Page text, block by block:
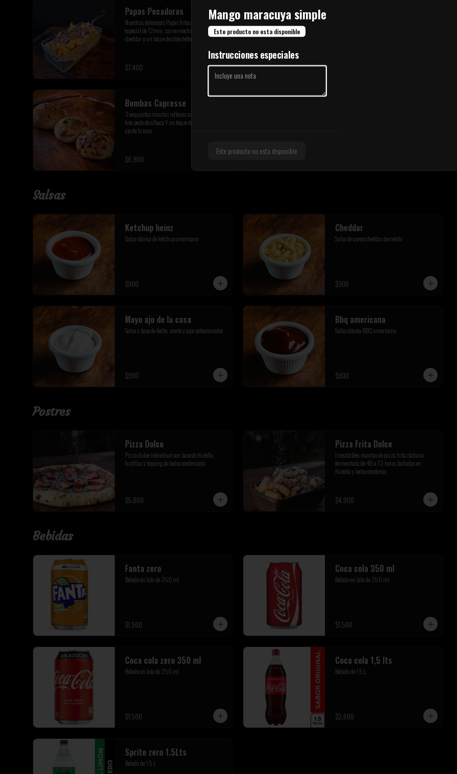
Papas Pecadoras
Nuestras deliciosas Papas fritas corte bastón
especial de 12mm, carne mechada queso
cheddar y un toque de ciboulette fresco
$7.400
Bombas Capresse
3 exquisitas masitas rellenas con queso fior di
late pesto de albaca Y un toque de mantequilla de
ajo de la casa.
$6.900
Salsas
Ketchup heinz
Salsa clásica de kétchup americano
$900
Cheddar
Salsa de queso cheddar derretido
$900
Mayo ajo de la casa
Salsa a base de leche, aceite y ajos seleccionados
$900
Bbq americana
Salsa clásica BBQ americana
$900
Postres
Pizza Dolce
Pizza dulce individual con base de Nutella,
frutillas y topping de leche condensada
$5.800
Pizza Frita Dolce
Irresistibles masitas de pizza frita italiana
fermentada de 48 a 72 horas bañadas en
Nutella y leche condensa
$4.900
Bebidas
Fanta zero
Bebida en lata de 350 ml
$1.500
Coca cola 350 ml
Bebida en lata de 350 ml
$1.500
Coca cola zero 350 ml
Bebida en lata de 350 ml
$1.500
Coca cola 1,5 lts
Bebida de 1.5 L
$2.600
Sprite zero 1.5Lts
Bebida de 1.5 L
Mango maracuya simple
Este producto no esta disponible
Instrucciones especiales
Este producto no esta disponible